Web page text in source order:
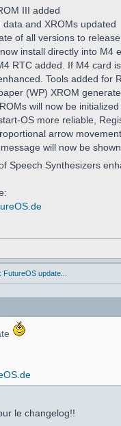
III added
data and XROMs updated
of all versions to
install directly into M4
RTC added. If M4 card
Tools added for
(WP) XROM
will now be initialized
OS more reliable,
arrow
will now be
Speech Synthesizers
FutureOS update...
le changelog!!